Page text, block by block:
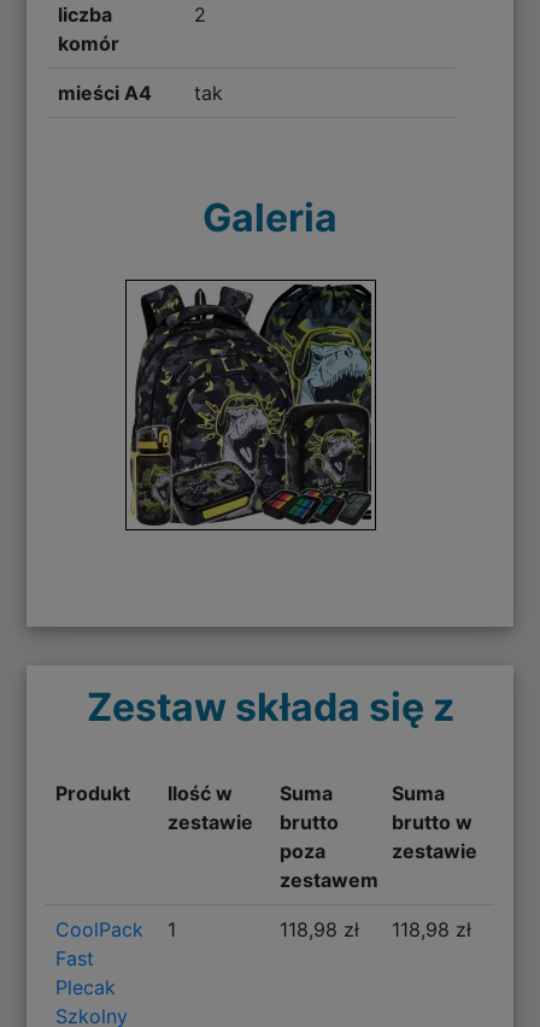
liczba
komór
2
mieści A4 tak
Galeria
Zestaw składa się z
Produkt
Ilość w
zestawie
Suma
brutto
poza
zestawem
Suma
brutto w
zestawie
CoolPack
Fast
Plecak
Szkolny
1 118,98 zł 118,98 zł